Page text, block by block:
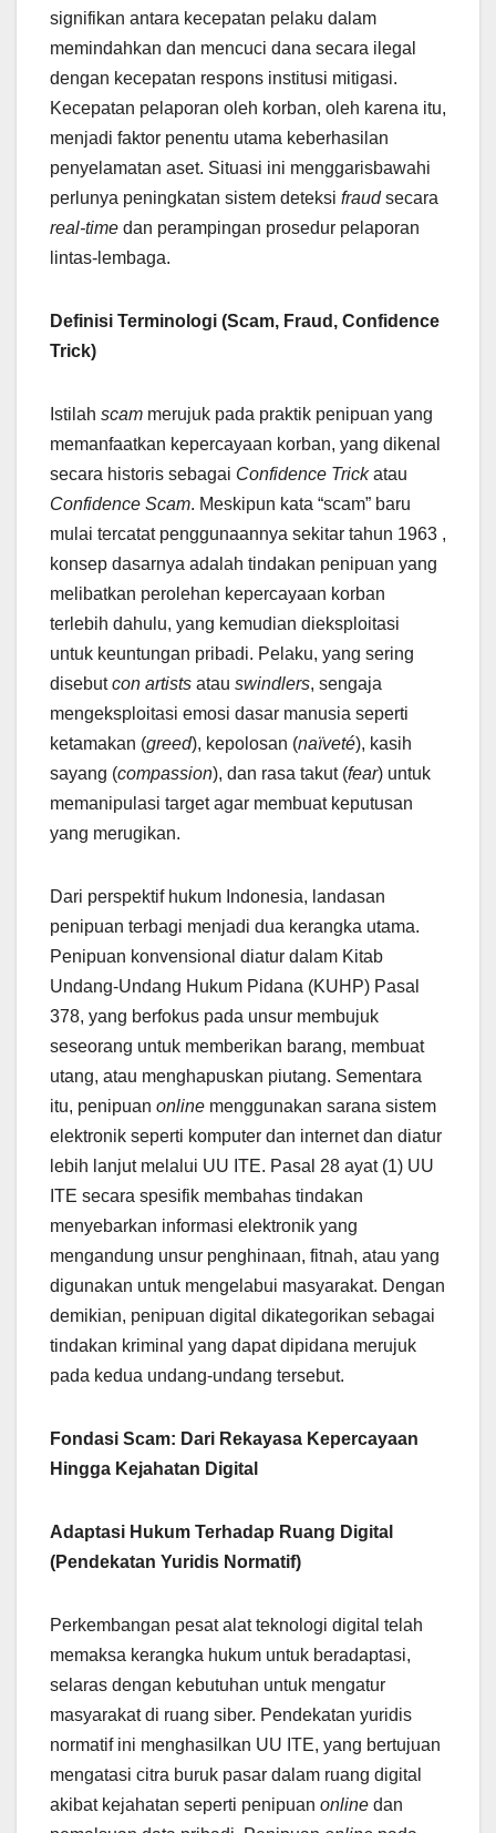
signifikan antara kecepatan pelaku dalam
memindahkan dan mencuci dana secara ilegal
dengan kecepatan respons institusi mitigasi.
Kecepatan pelaporan oleh korban, oleh karena itu,
menjadi faktor penentu utama keberhasilan
penyelamatan aset. Situasi ini menggarisbawahi
perlunya peningkatan sistem deteksi fraudsecara
real-time dan perampingan prosedur pelaporan
lintas-lembaga.
Definisi Terminologi (Scam, Fraud, Confidence
Trick)
Istilah scam merujuk pada praktik penipuan yang
memanfaatkan kepercayaan korban, yang dikenal
secara historis sebagai Confidence Trickatau
Confidence Scam. Meskipun kata “scam” baru
mulai tercatat penggunaannya sekitar tahun 1963 ,
konsep dasarnya adalah tindakan penipuan yang
melibatkan perolehan kepercayaan korban
terlebih dahulu, yang kemudian dieksploitasi
untuk keuntungan pribadi. Pelaku, yang sering
disebutcon artists atau swindlers, sengaja
mengeksploitasi emosi dasar manusia seperti
ketamakan (greed), kepolosan (naïveté), kasih
sayang (compassion), dan rasa takut (fear) untuk
memanipulasi target agar membuat keputusan
yang merugikan.
Dari perspektif hukum Indonesia, landasan
penipuan terbagi menjadi dua kerangka utama.
Penipuan konvensional diatur dalam Kitab
Undang-Undang Hukum Pidana (KUHP) Pasal
378, yang berfokus pada unsur membujuk
seseorang untuk memberikan barang, membuat
utang, atau menghapuskan piutang. Sementara
itu, penipuan online menggunakan sarana sistem
elektronik seperti komputer dan internet dan diatur
lebih lanjut melalui UU ITE. Pasal 28 ayat (1) UU
ITE secara spesifik membahas tindakan
menyebarkan informasi elektronik yang
mengandung unsur penghinaan, fitnah, atau yang
digunakan untuk mengelabui masyarakat. Dengan
demikian, penipuan digital dikategorikan sebagai
tindakan kriminal yang dapat dipidana merujuk
pada kedua undang-undang tersebut.
Fondasi Scam: Dari Rekayasa Kepercayaan
Hingga Kejahatan Digital
Adaptasi Hukum Terhadap Ruang Digital
(Pendekatan Yuridis Normatif)
Perkembangan pesat alat teknologi digital telah
memaksa kerangka hukum untuk beradaptasi,
selaras dengan kebutuhan untuk mengatur
masyarakat di ruang siber. Pendekatan yuridis
normatif ini menghasilkan UU ITE, yang bertujuan
mengatasi citra buruk pasar dalam ruang digital
akibat kejahatan seperti penipuan online dan